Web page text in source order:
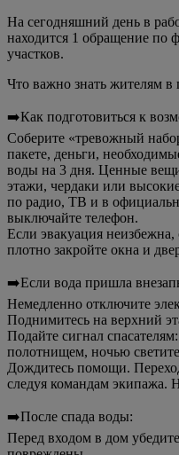
На сегодняшний день в
находится 1 обращение по
участков.
Что важно знать жителям в
➡️Как подготовиться к
Соберите «тревожный
пакете, деньги,
воды на 3 дня. Ценные
этажи, чердаки или
по радио, ТВ и в
выключайте телефон.
Если эвакуация неизбежна,
плотно закройте окна и
➡️Если вода пришла
Немедленно отключите
Поднимитесь на верхний
Подайте сигнал
полотнищем, ночью
Дождитесь помощи.
следуя командам экипажа.
➡️После спада воды:
Перед входом в дом